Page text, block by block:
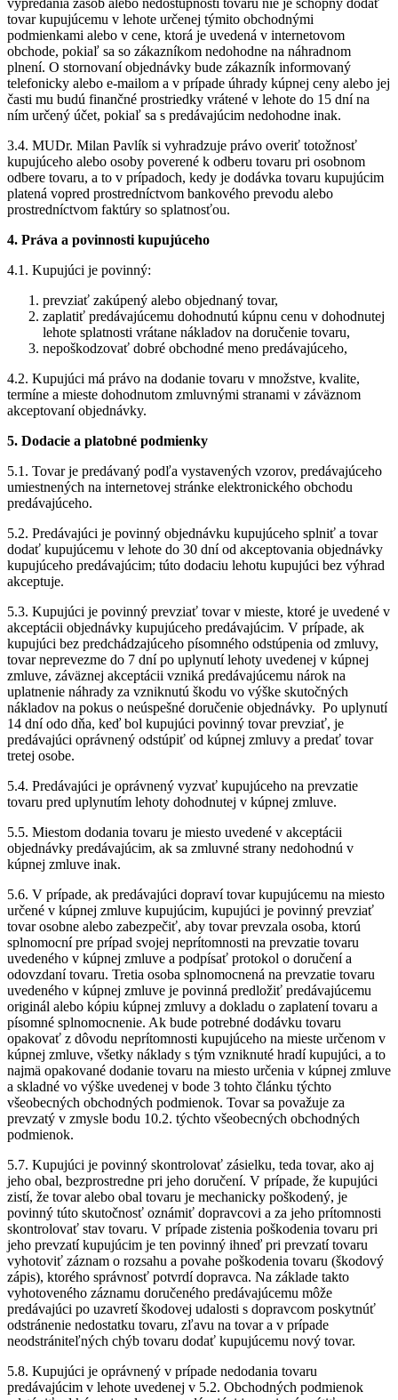
tovar kupujúcemu v lehote určenej týmito obchodnými
podmienkami alebo v cene, ktorá je uvedená v internetovom
obchode, pokiaľ sa so zákazníkom nedohodne na náhradnom
plnení. O stornovaní objednávky bude zákazník informovaný
telefonicky alebo e-mailom a v prípade úhrady kúpnej ceny alebo jej
časti mu budú finančné prostriedky vrátené v lehote do 15 dní na
ním určený účet, pokiaľ sa s predávajúcim nedohodne inak.
3.4. MUDr. Milan Pavlík si vyhradzuje právo overiť totožnosť
kupujúceho alebo osoby poverené k odberu tovaru pri osobnom
odbere tovaru, a to v prípadoch, kedy je dodávka tovaru kupujúcim
platená vopred prostredníctvom bankového prevodu alebo
prostredníctvom faktúry so splatnosťou.
4. Práva a povinnosti kupujúceho
4.1. Kupujúci je povinný:
prevziať zakúpený alebo objednaný tovar,
zaplatiť predávajúcemu dohodnutú kúpnu cenu v dohodnutej
lehote splatnosti vrátane nákladov na doručenie tovaru,
nepoškodzovať dobré obchodné meno predávajúceho,
4.2. Kupujúci má právo na dodanie tovaru v množstve, kvalite,
termíne a mieste dohodnutom zmluvnými stranami v záväznom
akceptovaní objednávky.
5. Dodacie a platobné podmienky
5.1. Tovar je predávaný podľa vystavených vzorov, predávajúceho
umiestnených na internetovej stránke elektronického obchodu
predávajúceho.
5.2. Predávajúci je povinný objednávku kupujúceho splniť a tovar
dodať kupujúcemu v lehote do 30 dní od akceptovania objednávky
kupujúceho predávajúcim; túto dodaciu lehotu kupujúci bez výhrad
akceptuje.
5.3. Kupujúci je povinný prevziať tovar v mieste, ktoré je uvedené v
akceptácii objednávky kupujúceho predávajúcim. V prípade, ak
kupujúci bez predchádzajúceho písomného odstúpenia od zmluvy,
tovar neprevezme do 7 dní po uplynutí lehoty uvedenej v kúpnej
zmluve, záväznej akceptácii vzniká predávajúcemu nárok na
uplatnenie náhrady za vzniknutú škodu vo výške skutočných
nákladov na pokus o neúspešné doručenie objednávky. Po uplynutí
14 dní odo dňa, keď bol kupujúci povinný tovar prevziať, je
predávajúci oprávnený odstúpiť od kúpnej zmluvy a predať tovar
tretej osobe.
5.4. Predávajúci je oprávnený vyzvať kupujúceho na prevzatie
tovaru pred uplynutím lehoty dohodnutej v kúpnej zmluve.
5.5. Miestom dodania tovaru je miesto uvedené v akceptácii
objednávky predávajúcim, ak sa zmluvné strany nedohodnú v
kúpnej zmluve inak.
5.6. V prípade, ak predávajúci dopraví tovar kupujúcemu na miesto
určené v kúpnej zmluve kupujúcim, kupujúci je povinný prevziať
tovar osobne alebo zabezpečiť, aby tovar prevzala osoba, ktorú
splnomocní pre prípad svojej neprítomnosti na prevzatie tovaru
uvedeného v kúpnej zmluve a podpísať protokol o doručení a
odovzdaní tovaru. Tretia osoba splnomocnená na prevzatie tovaru
uvedeného v kúpnej zmluve je povinná predložiť predávajúcemu
originál alebo kópiu kúpnej zmluvy a dokladu o zaplatení tovaru a
písomné splnomocnenie. Ak bude potrebné dodávku tovaru
opakovať z dôvodu neprítomnosti kupujúceho na mieste určenom v
kúpnej zmluve, všetky náklady s tým vzniknuté hradí kupujúci, a to
najmä opakované dodanie tovaru na miesto určenia v kúpnej zmluve
a skladné vo výške uvedenej v bode 3 tohto článku týchto
všeobecných obchodných podmienok. Tovar sa považuje za
prevzatý v zmysle bodu 10.2. týchto všeobecných obchodných
podmienok.
5.7. Kupujúci je povinný skontrolovať zásielku, teda tovar, ako aj
jeho obal, bezprostredne pri jeho doručení. V prípade, že kupujúci
zistí, že tovar alebo obal tovaru je mechanicky poškodený, je
povinný túto skutočnosť oznámiť dopravcovi a za jeho prítomnosti
skontrolovať stav tovaru. V prípade zistenia poškodenia tovaru pri
jeho prevzatí kupujúcim je ten povinný ihneď pri prevzatí tovaru
vyhotoviť záznam o rozsahu a povahe poškodenia tovaru (škodový
zápis), ktorého správnosť potvrdí dopravca. Na základe takto
vyhotoveného záznamu doručeného predávajúcemu môže
predávajúci po uzavretí škodovej udalosti s dopravcom poskytnúť
odstránenie nedostatku tovaru, zľavu na tovar a v prípade
neodstrániteľných chýb tovaru dodať kupujúcemu nový tovar.
5.8. Kupujúci je oprávnený v prípade nedodania tovaru
predávajúcim v lehote uvedenej v 5.2. Obchodných podmienok